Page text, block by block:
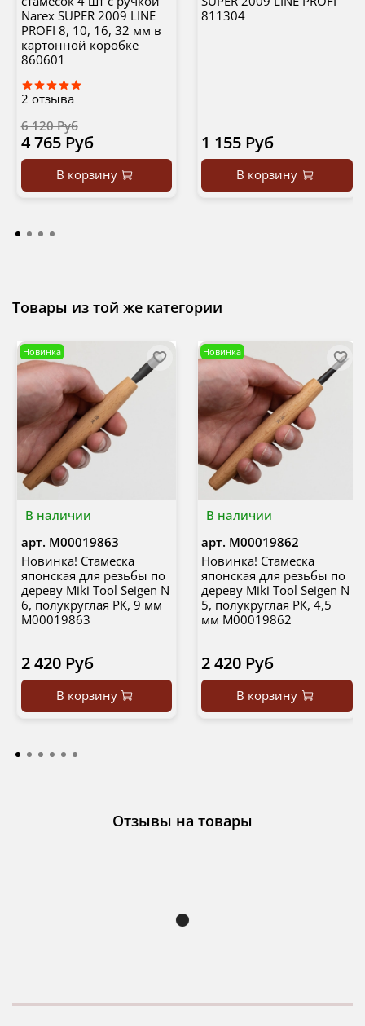
Narex SUPER 2009 LINE
PROFI 8, 10, 16, 32 мм в
картонной коробке
860601
2 отзыва
6 120 Руб
4 765 Руб
В корзину
811304
1 155 Руб
В корзину
Товары из той же категории
В наличии
Новинка
арт. М00019863
Новинка! Стамеска
японская для резьбы по
дереву Miki Tool Seigen N
6, полукруглая РК, 9 мм
М00019863
2 420 Руб
В корзину
В наличии
Новинка
арт. М00019862
Новинка! Стамеска
японская для резьбы по
дереву Miki Tool Seigen N
5, полукруглая РК, 4,5
мм М00019862
2 420 Руб
В корзину
Отзывы на товары